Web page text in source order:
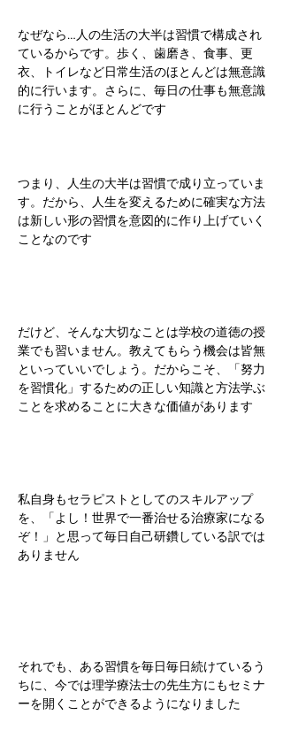
​なぜなら…​人の生活の大半は習慣で構成され
ているからです。歩く、歯磨き、食事、更
衣、トイレなど日常生活のほとんどは無意識
的に行います。さらに、毎日の仕事も無意識
に行うことがほとんどです
つまり、人生の大半は習慣で成り立っていま
す。だから、人生を変えるために確実な方法
は新しい形の習慣を意図的に作り上げていく
ことなのです
だけど、そんな大切なことは学校の道徳の授
業でも習いません。教えてもらう機会は皆無
といっていいでしょう。だからこそ、「努力
を習慣化」するための正しい知識と方法学ぶ
ことを求めることに大きな価値があります
私自身もセラピストとしてのスキルアップ
を、「よし！世界で一番治せる治療家になる
ぞ！」と思って毎日自己研鑽している訳では
ありません
それでも、ある習慣を毎日毎日続けているう
ちに、今では理学療法士の先生方にもセミナ
ーを開くことができるようになりました